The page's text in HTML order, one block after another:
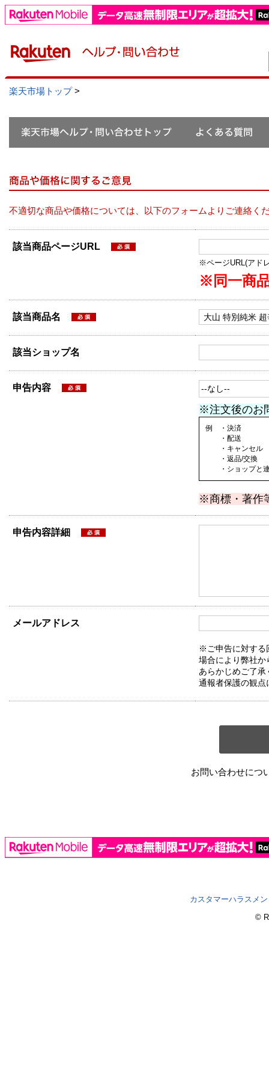
楽天市場トップ>
不適切な商品や価格については、以下のフォームよりご連絡く
該当商品ページURL
※ページURL(アド
※同一商
該当商品名
該当ショップ名
申告内容
※注文後のお
例 ・決済
・配送
・キャンセル
・返品/交換
・ショップと連
※商標・著作
申告内容詳細
メールアドレス
※ご申告に対する
場合により弊社か
あらかじめご了承
通報者保護の観点
お問い合わせにつ
カスタマーハラスメ
©